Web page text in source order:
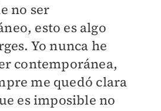
no ser
esto es algo
Yo nunca he
contemporánea,
me quedó clara
es imposible no